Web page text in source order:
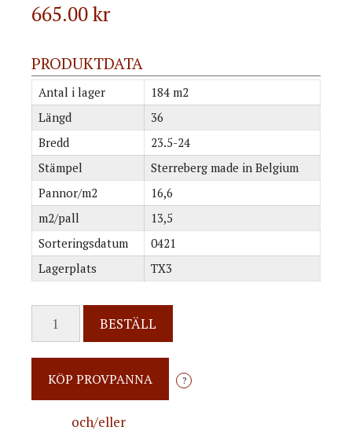
665.00kr
PRODUKTDATA
Antal i lager
184 m2
Längd
36
Bredd
23.5-24
Stämpel
Sterreberg made in Belgium
Pannor/m2
16,6
m2/pall
13,5
Sorteringsdatum
0421
Lagerplats
TX3
BESTÄLL
?
och/eller